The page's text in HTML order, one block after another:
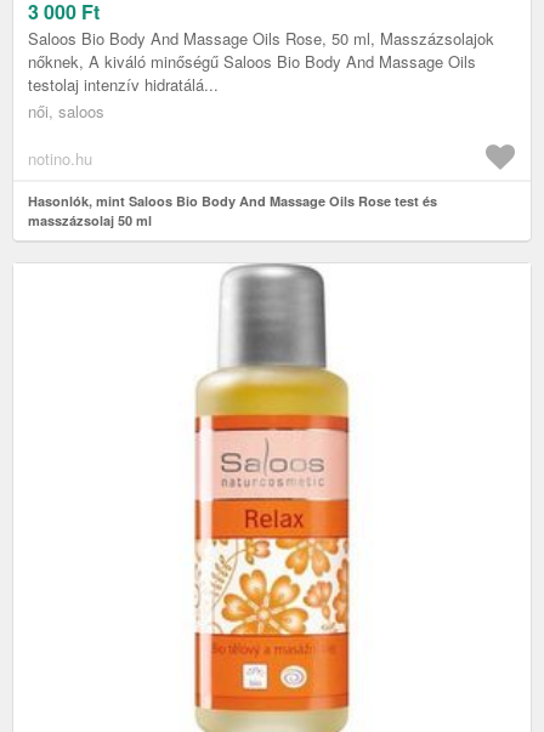
3 000 Ft
Saloos Bio Body And Massage Oils Rose, 50 ml, Masszázsolajok
nőknek, A kiváló minőségű Saloos Bio Body And Massage Oils
testolaj intenzív hidratálá...
női, saloos
notino.hu
Hasonlók, mint Saloos Bio Body And Massage Oils Rose test és
masszázsolaj 50 ml